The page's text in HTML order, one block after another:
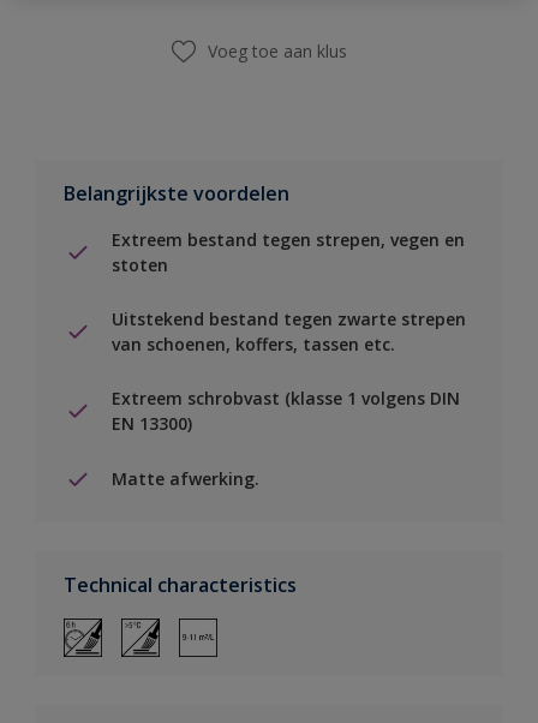
Voeg toe aan klus
Belangrijkste voordelen
Extreem bestand tegen strepen, vegen en
stoten
Uitstekend bestand tegen zwarte strepen
van schoenen, koffers, tassen etc.
Extreem schrobvast (klasse 1 volgens DIN
EN 13300)
Matte afwerking.
Technical characteristics